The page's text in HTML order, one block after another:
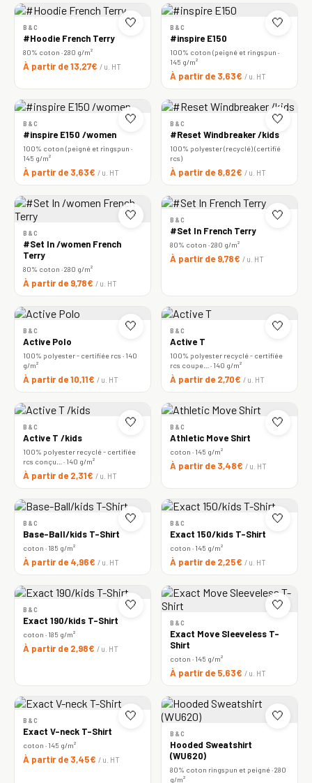
🤍
B&C
#Hoodie French Terry
80% coton · 280 g/m²
À partir de 13,27€ / u. HT
🤍
B&C
#inspire E150
100% coton (peigné et ringspun ·
145 g/m²
À partir de 3,63€ / u. HT
🤍
B&C
#inspire E150 /women
100% coton (peigné et ringspun ·
145 g/m²
À partir de 3,63€ / u. HT
🤍
B&C
#Reset Windbreaker /kids
100% polyester (recyclé) (certifié
rcs)
À partir de 8,82€ / u. HT
🤍
B&C
#Set In /women French
Terry
80% coton · 280 g/m²
À partir de 9,78€ / u. HT
🤍
B&C
#Set In French Terry
80% coton · 280 g/m²
À partir de 9,78€ / u. HT
🤍
B&C
Active Polo
100% polyester - certifiée rcs · 140
g/m²
À partir de 10,11€ / u. HT
🤍
B&C
Active T
100% polyester recyclé - certifiée
rcs coupe… · 140 g/m²
À partir de 2,70€ / u. HT
🤍
B&C
Active T /kids
100% polyester recyclé - certifiée
rcs conçu… · 140 g/m²
À partir de 2,31€ / u. HT
🤍
B&C
Athletic Move Shirt
coton · 145 g/m²
À partir de 3,48€ / u. HT
🤍
B&C
Base-Ball/kids T-Shirt
coton · 185 g/m²
À partir de 4,96€ / u. HT
🤍
B&C
Exact 150/kids T-Shirt
coton · 145 g/m²
À partir de 2,25€ / u. HT
🤍
B&C
Exact 190/kids T-Shirt
coton · 185 g/m²
À partir de 2,98€ / u. HT
🤍
B&C
Exact Move Sleeveless T-
Shirt
coton · 145 g/m²
À partir de 5,63€ / u. HT
🤍
B&C
Exact V-neck T-Shirt
coton · 145 g/m²
À partir de 3,45€ / u. HT
🤍
B&C
Hooded Sweatshirt
(WU620)
80% coton ringspun et peigné · 280
g/m²